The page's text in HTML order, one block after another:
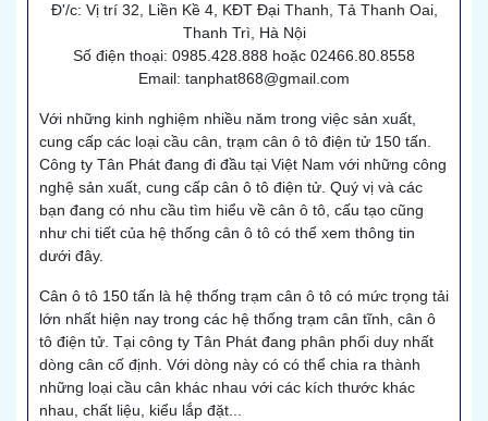
Đ'/c: Vị trí 32, Liền Kề 4, KĐT Đại Thanh, Tả Thanh Oai,
Thanh Trì, Hà Nội
Số điện thoại: 0985.428.888 hoặc 02466.80.8558
Email: tanphat868@gmail.com
Với những kinh nghiệm nhiều năm trong việc sản xuất,
cung cấp các loại cầu cân, trạm cân ô tô điện tử 150 tấn.
Công ty Tân Phát đang đi đầu tại Việt Nam với những công
nghệ sản xuất, cung cấp cân ô tô điện tử. Quý vị và các
bạn đang có nhu cầu tìm hiểu về cân ô tô, cấu tạo cũng
như chi tiết của hệ thống cân ô tô có thể xem thông tin
dưới đây.
Cân ô tô 150 tấn là hệ thống trạm cân ô tô có mức trọng tải
lớn nhất hiện nay trong các hệ thống trạm cân tĩnh, cân ô
tô điện tử. Tại công ty Tân Phát đang phân phối duy nhất
dòng cân cố định. Với dòng này có có thể chia ra thành
những loại cầu cân khác nhau với các kích thước khác
nhau, chất liệu, kiểu lắp đặt...